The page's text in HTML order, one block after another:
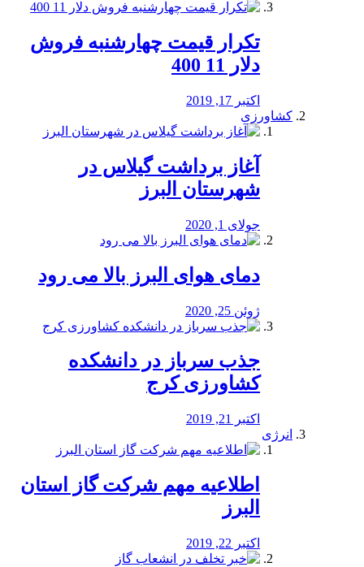
تکرار قیمت چهارشنبه فروش
دلار 11 400
اکتبر 17, 2019
کشاورزی
آغاز برداشت گیلاس در
شهرستان البرز
جولای 1, 2020
دمای هوای البرز بالا می رود
ژوئن 25, 2020
جذب سرباز در دانشکده
کشاورزی کرج
اکتبر 21, 2019
انرژی
️اطلاعیه مهم شرکت گاز استان
البرز
اکتبر 22, 2019